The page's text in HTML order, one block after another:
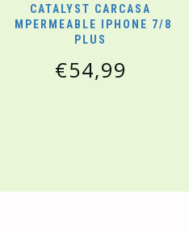
CATALYST CARCASA
IMPERMEABLE IPHONE 7/8
PLUS
€54,99